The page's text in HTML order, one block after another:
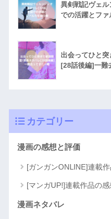
異剣戦記ヴェ
での活躍とフ
出会ってひと
[28話後編]一難
カテゴリー
漫画の感想と評価
[ガンガンONLINE]連載
[マンガUP!]連載作品の
漫画ネタバレ